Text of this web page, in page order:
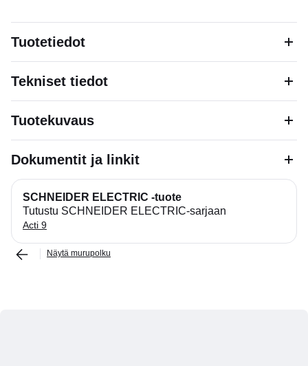
Tuotetiedot
Tekniset tiedot
Tuotekuvaus
Dokumentit ja linkit
SCHNEIDER ELECTRIC -tuote
Tutustu SCHNEIDER ELECTRIC-sarjaan
Acti 9
Näytä murupolku